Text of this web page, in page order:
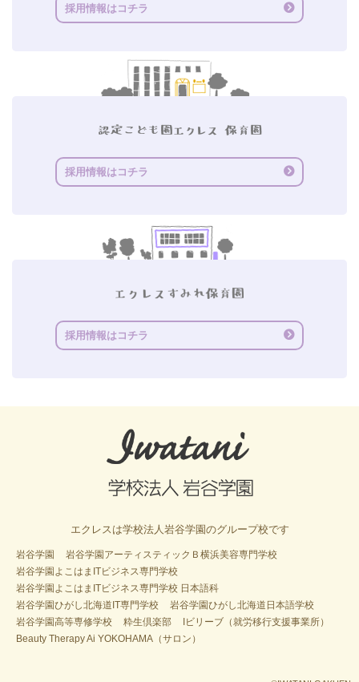
採用情報はコチラ
採用情報はコチラ
採用情報はコチラ
エクレスは学校法人岩谷学園のグループ校です
岩谷学園
岩谷学園アーティスティックＢ横浜美容専門学校
岩谷学園よこはまITビジネス専門学校
岩谷学園よこはまITビジネス専門学校 日本語科
岩谷学園ひがし北海道IT専門学校
岩谷学園ひがし北海道日本語学校
岩谷学園高等専修学校
粋生倶楽部
Iビリーブ（就労移行支援事業所）
Beauty Therapy Ai YOKOHAMA（サロン）